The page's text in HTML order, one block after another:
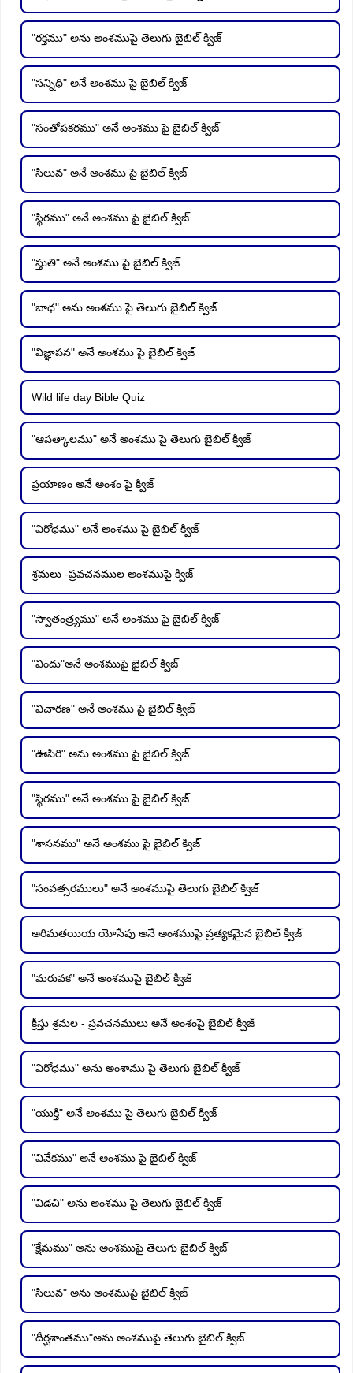
"రక్తము" అను అంశముపై తెలుగు బైబిల్ క్విజ్
"సన్నిధి" అనే అంశము పై బైబిల్ క్విజ్
"సంతోషకరము" అనే అంశము పై బైబిల్ క్విజ్
"సిలువ" అనే అంశము పై బైబిల్ క్విజ్
"స్థిరము" అనే అంశము పై బైబిల్ క్విజ్
"స్తుతి" అనే అంశము పై బైబిల్ క్విజ్
"బాధ" అను అంశము పై తెలుగు బైబిల్ క్విజ్
"విజ్ఞాపన" అనే అంశము పై బైబిల్ క్విజ్
Wild life day Bible Quiz
"ఆపత్కాలము" అనే అంశము పై తెలుగు బైబిల్ క్విజ్
ప్రయాణం అనే అంశం పై క్విజ్
"విరోధము" అనే అంశము పై బైబిల్ క్విజ్
శ్రమలు -ప్రవచనముల అంశముపై క్విజ్
"స్వాతంత్ర్యము" అనే అంశము పై బైబిల్ క్విజ్
"విందు"అనే అంశముపై బైబిల్ క్విజ్
"విచారణ" అనే అంశము పై బైబిల్ క్విజ్
"ఊపిరి" అను అంశము పై బైబిల్ క్విజ్
"స్థిరము" అనే అంశము పై బైబిల్ క్విజ్
"శాసనము" అనే అంశము పై బైబిల్ క్విజ్
"సంవత్సరములు" అనే అంశముపై తెలుగు బైబిల్ క్విజ్
అరిమతయియ యోసేపు అనే అంశముపై ప్రత్యకమైన బైబిల్ క్విజ్
"మరువక" అనే అంశముపై బైబిల్ క్విజ్
క్రీస్తు శ్రమల - ప్రవచనములు అనే అంశంపై బైబిల్ క్విజ్
"విరోధము" అను అంశాము పై తెలుగు బైబిల్ క్విజ్
"యుక్తి" అనే అంశము పై తెలుగు బైబిల్ క్విజ్
"వివేకము" అనే అంశము పై బైబిల్ క్విజ్
"విడచి" అను అంశము పై తెలుగు బైబిల్ క్విజ్
"క్షేమము" అను అంశముపై తెలుగు బైబిల్ క్విజ్
"సిలువ" అను అంశముపై బైబిల్ క్విజ్
"దీర్ఘశాంతము"అను అంశముపై తెలుగు బైబిల్ క్విజ్